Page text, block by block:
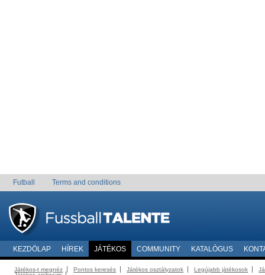
Futball Terms and conditions
KEZDÖLAP HÍREK JÁTÉKOS COMMUNITY KATALÓGUS
Játékos-t megnéz Pontos keresés Játékos osztályzatok Legújabb játékosok